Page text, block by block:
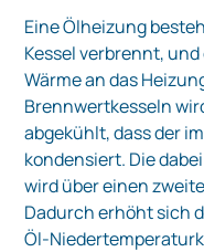
Eine Ölheizung
Kessel verbrennt,
Wärme an das
Brennwertkesseln
abgekühlt, dass der
kondensiert. Die
wird über einen
Dadurch erhöht sich